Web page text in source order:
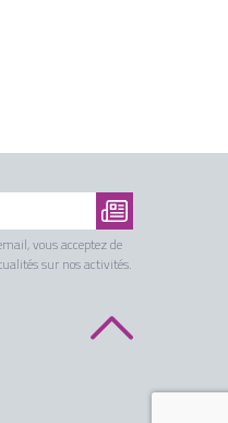
vous acceptez de
sur nos activités.